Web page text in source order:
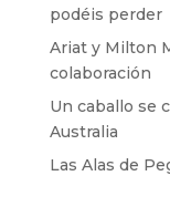
podéis perder
Ariat y Milton
colaboración
Un caballo se
Australia
Las Alas de